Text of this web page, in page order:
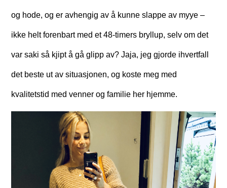
og hode, og er avhengig av å kunne slappe av myye –
ikke helt forenbart med et 48-timers bryllup, selv om det
var saki så kjipt å gå glipp av? Jaja, jeg gjorde ihvertfall
det beste ut av situasjonen, og koste meg med
kvalitetstid med venner og familie her hjemme.